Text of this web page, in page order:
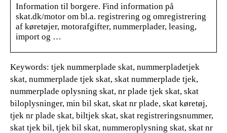
Information til borgere. Find information på
skat.dk/motor om bl.a. registrering og omregistrering
af køretøjer, motorafgifter, nummerplader, leasing,
import og …
Keywords: tjek nummerplade skat, nummerpladetjek
skat, nummerplade tjek skat, skat nummerplade tjek,
nummerplade oplysning skat, nr plade tjek skat, skat
biloplysninger, min bil skat, skat nr plade, skat køretøj,
tjek nr plade skat, biltjek skat, skat registreringsnummer,
skat tjek bil, tjek bil skat, nummeroplysning skat, skat nr